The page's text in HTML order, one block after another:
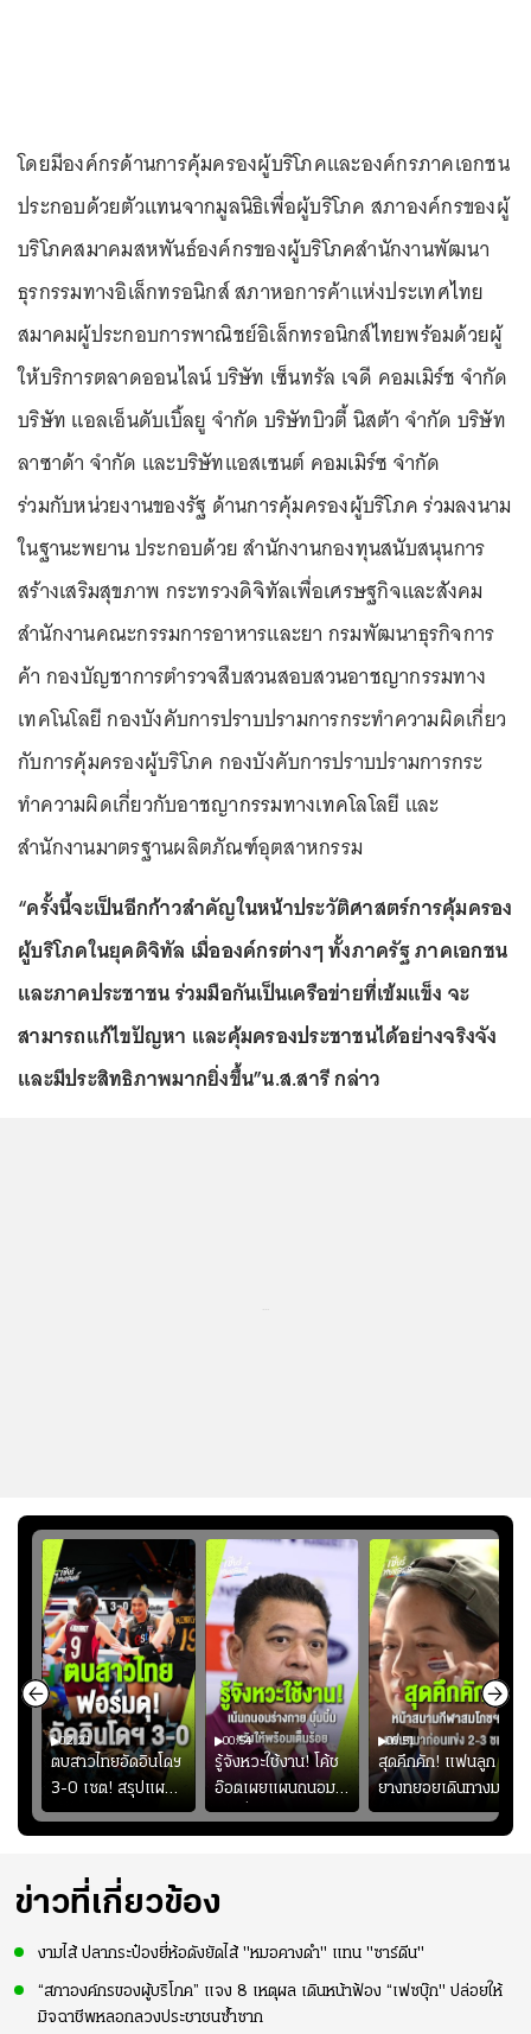
โดยมีองค์กรด้านการคุ้มครองผู้บริโภคและองค์กรภาคเอกชน
ประกอบด้วยตัวแทนจากมูลนิธิเพื่อผู้บริโภค สภาองค์กรของผู้
บริโภคสมาคมสหพันธ์องค์กรของผู้บริโภคสำนักงานพัฒนา
ธุรกรรมทางอิเล็กทรอนิกส์ สภาหอการค้าแห่งประเทศไทย
สมาคมผู้ประกอบการพาณิชย์อิเล็กทรอนิกส์ไทยพร้อมด้วยผู้
ให้บริการตลาดออนไลน์ บริษัท เซ็นทรัล เจดี คอมเมิร์ช จำกัด
บริษัท แอลเอ็นดับเบิ้ลยู จำกัด บริษัทบิวตี้ นิสต้า จำกัด บริษัท
ลาซาด้า จำกัด และบริษัทแอสเซนต์ คอมเมิร์ซ จำกัด
ร่วมกับหน่วยงานของรัฐ ด้านการคุ้มครองผู้บริโภค ร่วมลงนาม
ในฐานะพยาน ประกอบด้วย สำนักงานกองทุนสนับสนุนการ
สร้างเสริมสุขภาพ กระทรวงดิจิทัลเพื่อเศรษฐกิจและสังคม
สำนักงานคณะกรรมการอาหารและยา กรมพัฒนาธุรกิจการ
ค้า กองบัญชาการตำรวจสืบสวนสอบสวนอาชญากรรมทาง
เทคโนโลยี กองบังคับการปราบปรามการกระทำความผิดเกี่ยว
กับการคุ้มครองผู้บริโภค กองบังคับการปราบปรามการกระ
ทำความผิดเกี่ยวกับอาชญากรรมทางเทคโลโลยี และ
สำนักงานมาตรฐานผลิตภัณฑ์อุตสาหกรรม
“ครั้งนี้จะเป็นอีกก้าวสำคัญในหน้าประวัติศาสตร์การคุ้มครอง
ผู้บริโภคในยุคดิจิทัล เมื่อองค์กรต่างๆ ทั้งภาครัฐ ภาคเอกชน
และภาคประชาชน ร่วมมือกันเป็นเครือข่ายที่เข้มแข็ง จะ
สามารถแก้ไขปัญหา และคุ้มครองประชาชนได้อย่างจริงจัง
และมีประสิทธิภาพมากยิ่งขึ้น”น.ส.สารี กล่าว
02:21
ตบสาวไทยอัดอินโดฯ
3-0 เซต! สรุปแผน
โค้ชอ๊อตติวเข้ม
ฟิตเนสต่อ พร้อมเผย
ไม่เต็มเกม
00:54
รู้จังหวะใช้งาน! โค้ช
อ๊อตเผยแผนถนอม
“บุ๋มบิ๋ม” เพื่อรักษา
ร่างกายให้พร้อมที่สุด
00:51
สุดคึกคัก! แฟนลูก
ยางทยอยเดินทางมา
หน้าสนามกีฬา
สมโภชฯ กันอย่าง
ข่าวที่เกี่ยวข้อง
งามไส้ ปลากระป๋องยี่ห้อดังยัดไส้ "หมอคางดำ" แทน "ซาร์ดีน"
“สภาองค์กรของผู้บริโภค” แจง 8 เหตุผล เดินหน้าฟ้อง “เฟซบุ๊ก" ปล่อยให้
มิจฉาชีพหลอกลวงประชาชนซ้ำซาก